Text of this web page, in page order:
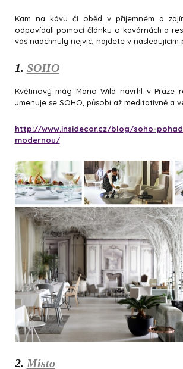
Kam na kávu či oběd v příjemném a
odpovídali pomocí článku o kavárnách a
vás nadchnuly nejvíc, najdete v následujícím
1. SOHO
Květinový mág Mario Wild navrhl v
Jmenuje se SOHO, působí až meditativně a
http://www.insidecor.cz/blog/soho-
modernou/
2. Místo